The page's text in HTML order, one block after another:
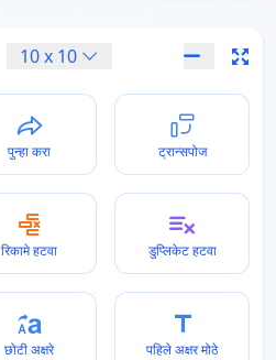
10x 10
पुन्हा करा ट्रान्सपोज
रिकामे हटवा डुप्लिकेट हटवा
छोटी अक्षरे पहिले अक्षर मोठे